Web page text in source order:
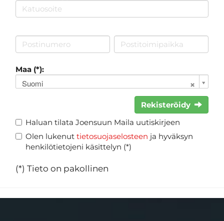
Maa (*):
Suomi
Rekisteröidy
Haluan tilata Joensuun Maila uutiskirjeen
Olen lukenut tietosuojaselosteen ja hyväksyn
henkilötietojeni käsittelyn (*)
(*) Tieto on pakollinen